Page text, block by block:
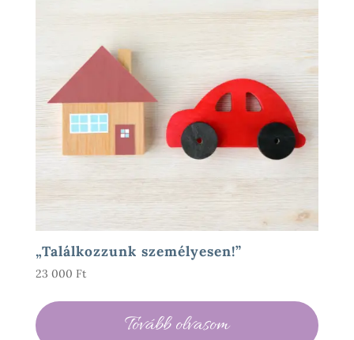
„Találkozzunk személyesen!”
23 000 Ft
Tovább olvasom